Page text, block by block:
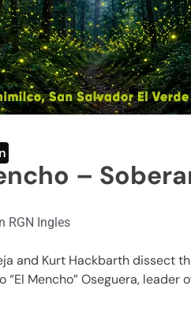
–
RGN Ingles
and Kurt Hackbarth dissect
Mencho” Oseguera, leader